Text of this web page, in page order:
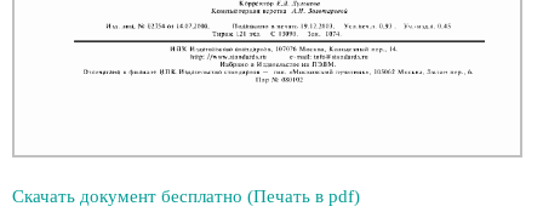
Скачать документ бесплатно (Печать в pdf)